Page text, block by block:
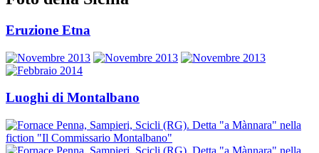
Eruzione Etna
Luoghi di Montalbano